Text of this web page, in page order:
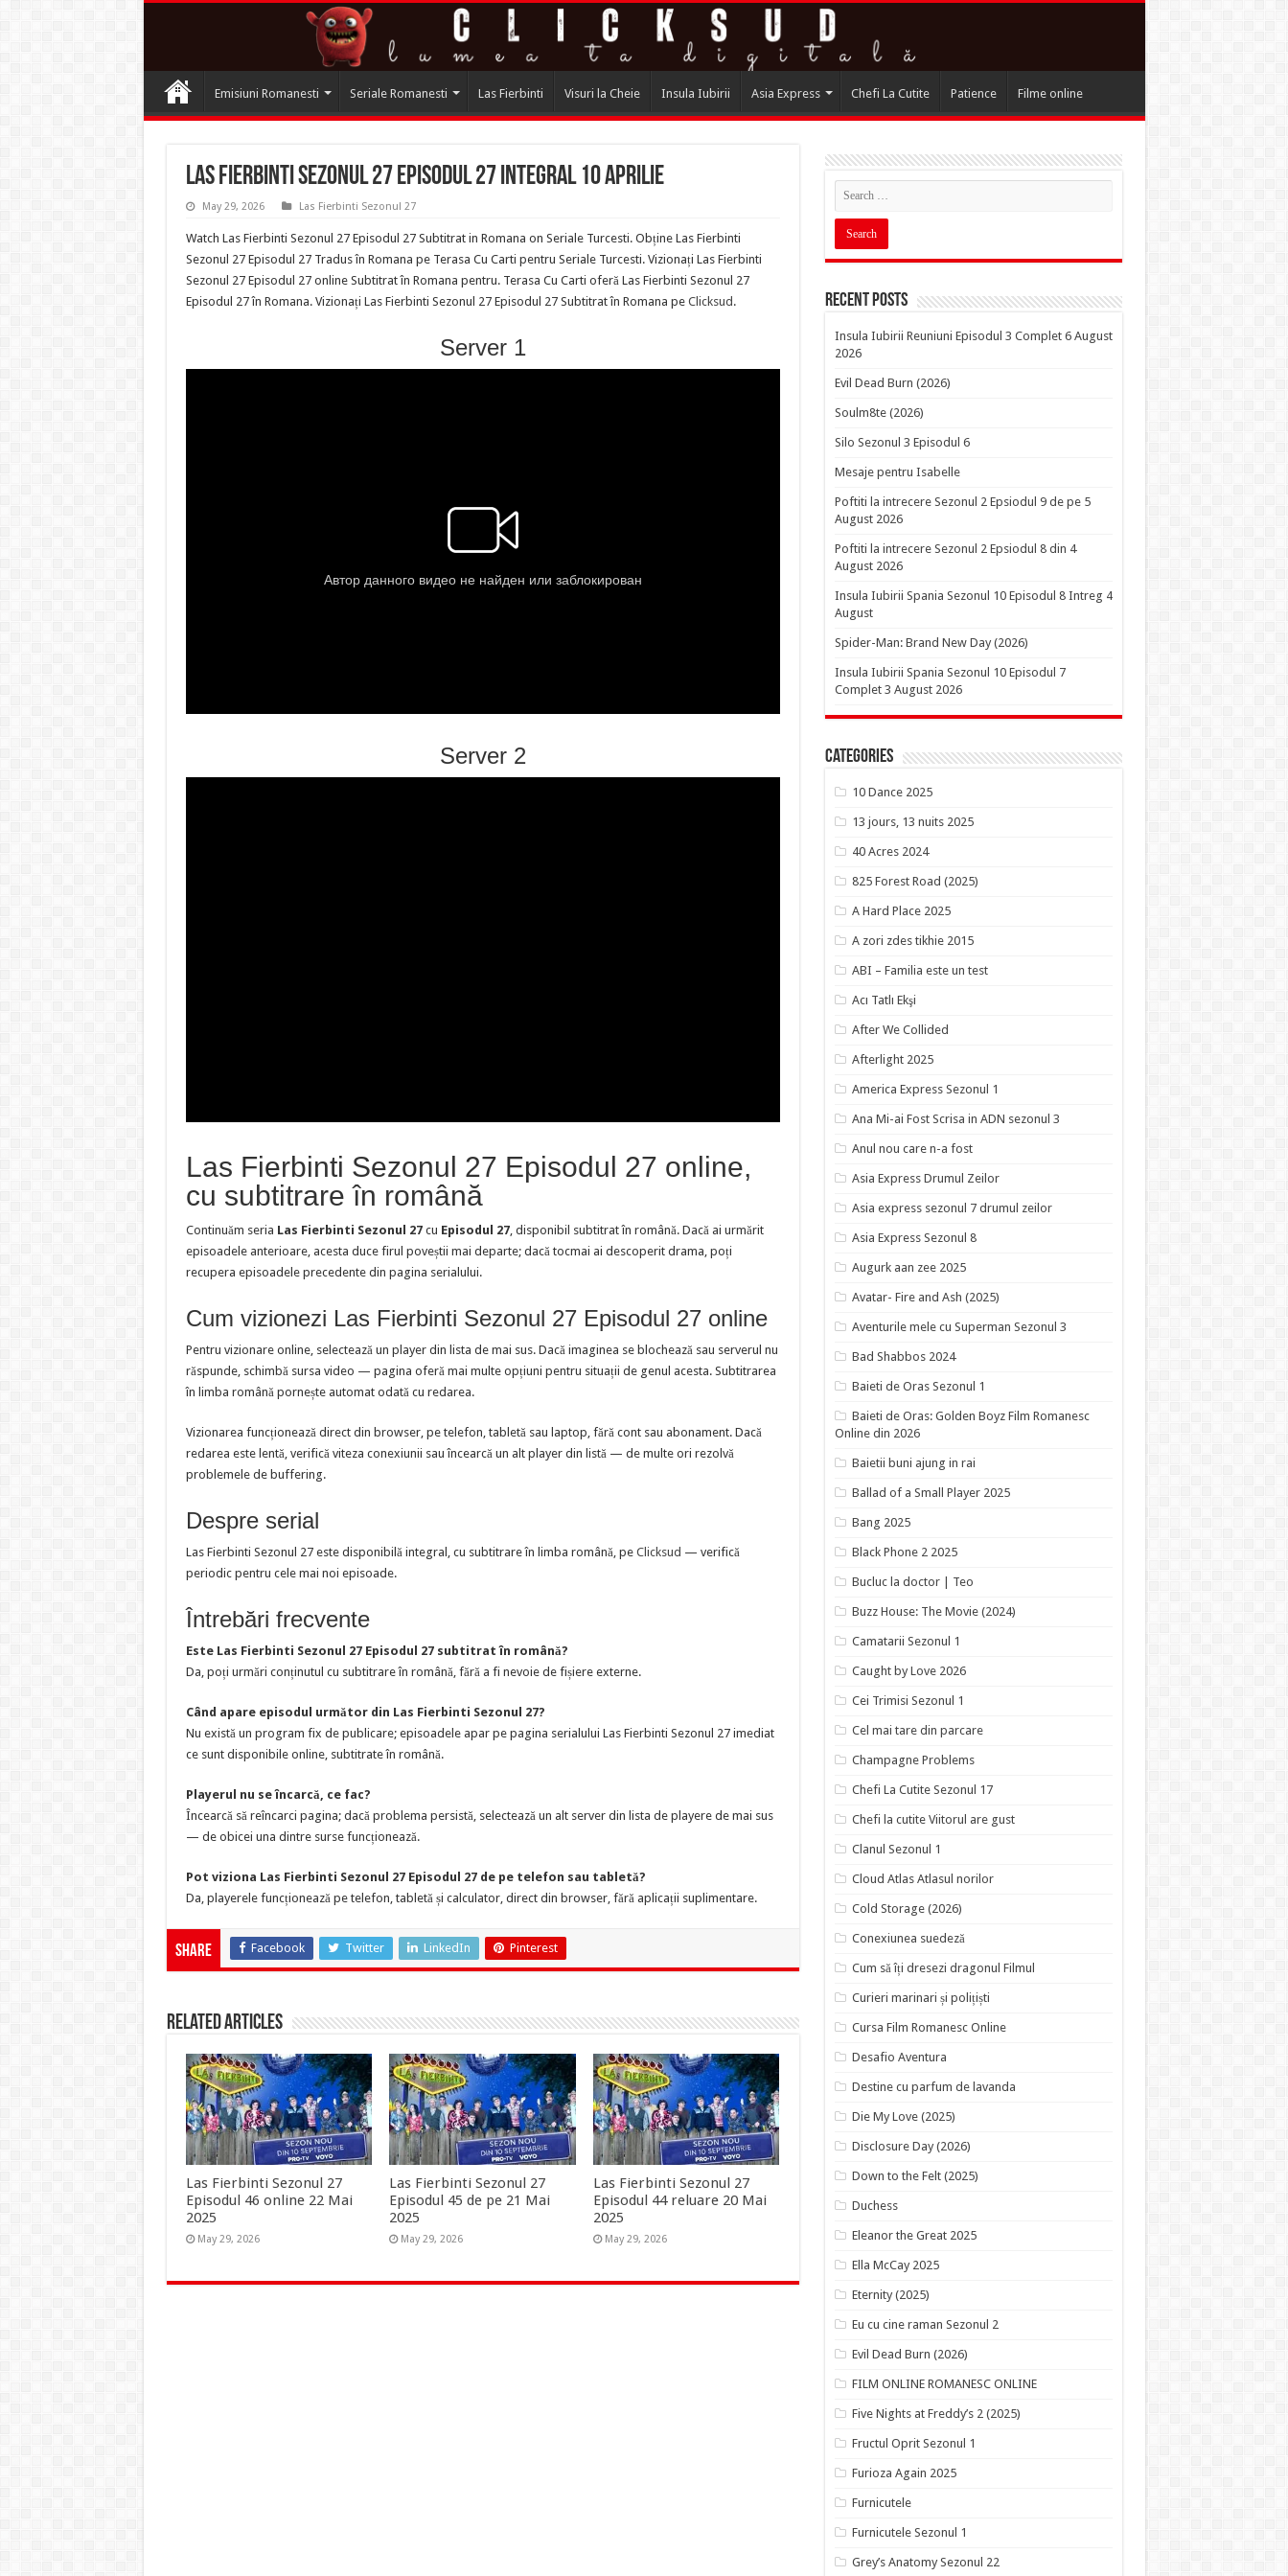
Emisiuni Romanesti Seriale Romanesti Las Fierbinti Visuri la Cheie Insula Iubirii Asia Express Chefi La Cutite Patience Filme online
Las Fierbinti Sezonul 27 Episodul 27 integral 10 Aprilie
May 29, 2026 Las Fierbinti Sezonul 27
Watch Las Fierbinti Sezonul 27 Episodul 27 Subtitrat in Romana on Seriale Turcesti. Obține Las Fierbinti
Sezonul 27 Episodul 27 Tradus în Romana pe Terasa Cu Carti pentru Seriale Turcesti. Vizionați Las Fierbinti
Sezonul 27 Episodul 27 online Subtitrat în Romana pentru. Terasa Cu Carti oferă Las Fierbinti Sezonul 27
Episodul 27 în Romana. Vizionați Las Fierbinti Sezonul 27 Episodul 27 Subtitrat în Romana pe Clicksud .
Server 1
Server 2
Las Fierbinti Sezonul 27 Episodul 27 online,
cu subtitrare în română
Continuăm seria Las Fierbinti Sezonul 27cu Episodul 27, disponibil subtitrat în română. Dacă ai urmărit
episoadele anterioare, acesta duce firul poveștii mai departe; dacă tocmai ai descoperit drama, poți
recupera episoadele precedente din pagina serialului.
Cum vizionezi Las Fierbinti Sezonul 27 Episodul 27 online
Pentru vizionare online, selectează un player din lista de mai sus. Dacă imaginea se blochează sau serverul nu
răspunde, schimbă sursa video — pagina oferă mai multe opțiuni pentru situații de genul acesta. Subtitrarea
în limba română pornește automat odată cu redarea.
Vizionarea funcționează direct din browser, pe telefon, tabletă sau laptop, fără cont sau abonament. Dacă
redarea este lentă, verifică viteza conexiunii sau încearcă un alt player din listă — de multe ori rezolvă
problemele de buffering.
Despre serial
Las Fierbinti Sezonul 27 este disponibilă integral, cu subtitrare în limba română, pe Clicksud — verifică
periodic pentru cele mai noi episoade.
Întrebări frecvente
Este Las Fierbinti Sezonul 27 Episodul 27 subtitrat în română?
Da, poți urmări conținutul cu subtitrare în română, fără a fi nevoie de fișiere externe.
Când apare episodul următor din Las Fierbinti Sezonul 27?
Nu există un program fix de publicare; episoadele apar pe pagina serialului Las Fierbinti Sezonul 27 imediat
ce sunt disponibile online, subtitrate în română.
Playerul nu se încarcă, ce fac?
Încearcă să reîncarci pagina; dacă problema persistă, selectează un alt server din lista de playere de mai sus
— de obicei una dintre surse funcționează.
Pot viziona Las Fierbinti Sezonul 27 Episodul 27 de pe telefon sau tabletă?
Da, playerele funcționează pe telefon, tabletă și calculator, direct din browser, fără aplicații suplimentare.
Share Facebook Twitter LinkedIn Pinterest
Related Articles
Las Fierbinti Sezonul 27
Episodul 46 online 22 Mai
2025
May 29, 2026
Las Fierbinti Sezonul 27
Episodul 45 de pe 21 Mai
2025
May 29, 2026
Las Fierbinti Sezonul 27
Episodul 44 reluare 20 Mai
2025
May 29, 2026
Recent Posts
Insula Iubirii Reuniuni Episodul 3 Complet 6 August
2026
Evil Dead Burn (2026)
Soulm8te (2026)
Silo Sezonul 3 Episodul 6
Mesaje pentru Isabelle
Poftiti la intrecere Sezonul 2 Epsiodul 9 de pe 5
August 2026
Poftiti la intrecere Sezonul 2 Epsiodul 8 din 4
August 2026
Insula Iubirii Spania Sezonul 10 Episodul 8 Intreg 4
August
Spider-Man: Brand New Day (2026)
Insula Iubirii Spania Sezonul 10 Episodul 7
Complet 3 August 2026
Categories
10 Dance 2025
13 jours, 13 nuits 2025
40 Acres 2024
825 Forest Road (2025)
A Hard Place 2025
A zori zdes tikhie 2015
ABI – Familia este un test
Acı Tatlı Ekşi
After We Collided
Afterlight 2025
America Express Sezonul 1
Ana Mi-ai Fost Scrisa in ADN sezonul 3
Anul nou care n-a fost
Asia Express Drumul Zeilor
Asia express sezonul 7 drumul zeilor
Asia Express Sezonul 8
Augurk aan zee 2025
Avatar- Fire and Ash (2025)
Aventurile mele cu Superman Sezonul 3
Bad Shabbos 2024
Baieti de Oras Sezonul 1
Baieti de Oras: Golden Boyz Film Romanesc
Online din 2026
Baietii buni ajung in rai
Ballad of a Small Player 2025
Bang 2025
Black Phone 2 2025
Bucluc la doctor | Teo
Buzz House: The Movie (2024)
Camatarii Sezonul 1
Caught by Love 2026
Cei Trimisi Sezonul 1
Cel mai tare din parcare
Champagne Problems
Chefi La Cutite Sezonul 17
Chefi la cutite Viitorul are gust
Clanul Sezonul 1
Cloud Atlas Atlasul norilor
Cold Storage (2026)
Conexiunea suedeză
Cum să îți dresezi dragonul Filmul
Curieri marinari și polițiști
Cursa Film Romanesc Online
Desafio Aventura
Destine cu parfum de lavanda
Die My Love (2025)
Disclosure Day (2026)
Down to the Felt (2025)
Duchess
Eleanor the Great 2025
Ella McCay 2025
Eternity (2025)
Eu cu cine raman Sezonul 2
Evil Dead Burn (2026)
FILM ONLINE ROMANESC ONLINE
Five Nights at Freddy’s 2 (2025)
Fructul Oprit Sezonul 1
Furioza Again 2025
Furnicutele
Furnicutele Sezonul 1
Grey’s Anatomy Sezonul 22